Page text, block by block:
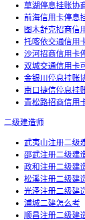
草湖停息挂账协
前海信用卡停息
图木舒克招商信
托喀依交通信用
沙河招商信用卡
双城交通信用卡
金银川停息挂账
南口捷信停息挂
青松路招商信用
二级建造师
武夷山注册二级
邵武注册二级建
政和注册二级建
松溪注册二级建
光泽注册二级建
浦城二建怎么考
顺昌注册二级建